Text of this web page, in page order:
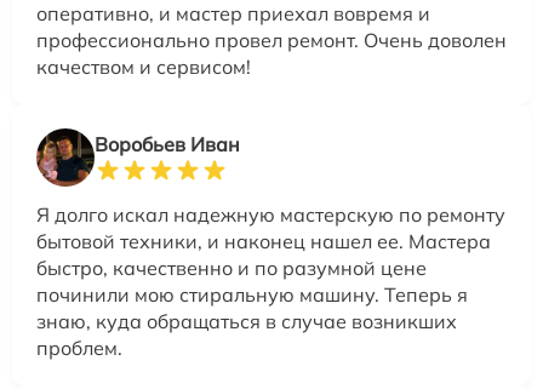
оперативно, и мастер приехал вовремя и
профессионально провел ремонт. Очень доволен
качеством и сервисом!
Воробьев Иван
Я долго искал надежную мастерскую по ремонту
бытовой техники, и наконец нашел ее. Мастера
быстро, качественно и по разумной цене
починили мою стиральную машину. Теперь я
знаю, куда обращаться в случае возникших
проблем.